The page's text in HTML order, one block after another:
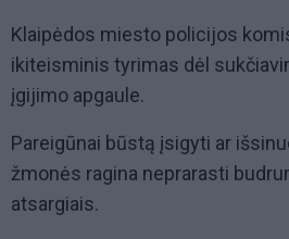
Klaipėdos miesto policijos
ikiteisminis tyrimas dėl
įgijimo apgaule.
Pareigūnai būstą įsigyti ar
žmonės ragina neprarasti
atsargiais.